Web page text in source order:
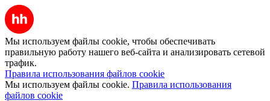
Мы используем файлы cookie, чтобы обеспечивать
правильную работу нашего веб-сайта и анализировать сетевой
трафик.
Правила использования файлов cookie
Мы используем файлы cookie. Правила использования
файлов cookie